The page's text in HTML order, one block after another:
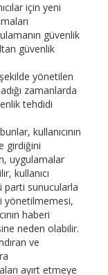
için yeni
güvenlik
güvenlik
yönetilen
zamanlarda
tehdidi
bunlar, kullanıcının
girdiğini
uygulamalar
kullanıcı
parti sunucularla
yönetilmemesi,
haberi
neden olabilir.
ve
ayırt etmeye